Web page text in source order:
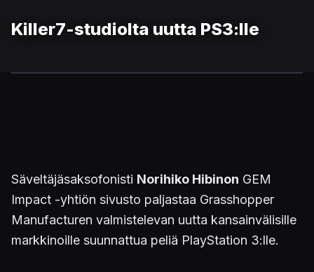
Killer7-studiolta uutta PS3:lle
Säveltäjäsaksofonisti Norihiko Hibinon GEM
Impact -yhtiön sivusto paljastaa Grasshopper
Manufacturen valmistelevan uutta kansainvälisille
markkinoille suunnattua peliä PlayStation 3:lle.